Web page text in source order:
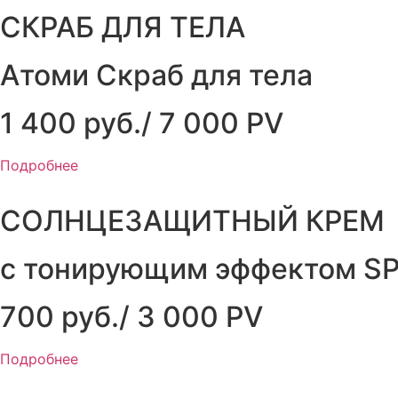
СКРАБ ДЛЯ ТЕЛА
Атоми Скраб для тела
1 400 руб./ 7 000 PV
Подробнее
СОЛНЦЕЗАЩИТНЫЙ КРЕМ
с тонирующим эффектом
700 руб./ 3 000 PV
Подробнее